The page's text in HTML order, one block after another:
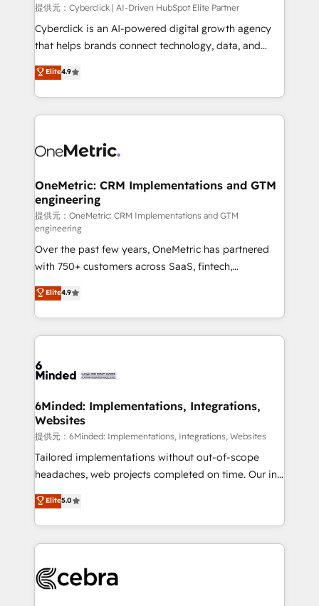
提供元：Cyberclick | AI-Driven HubSpot Elite Partner
Cyberclick is an AI-powered digital growth agency
that helps brands connect technology, data, and
creativity to achieve measurable results. Founded in
Barcelona and operating across Spain, LATAM, and
the UK, we support global companies in building
smarter marketing, sales, and customer success
Iberia (Spain & Portugal), we combine human insight
growth. Our multidisciplinary team designs solutions
that simplify complexity, boost performance, and
turn innovation into real impact. 🌍 Highlights •
HubSpot Partner since 2012 • 2022 EMEA Impact
Award: Best Integration • 150+ successful HubSpot
projects • Clients in 30+ industries • Proprietary
technology for integrations • Multilingual team:
English, Spanish, Portuguese & Italian 👉 Grow
smarter with AI and HubSpot.
Elite4.9
OneMetric: CRM Implementations and GTM
engineering
提供元：OneMetric: CRM Implementations and GTM
engineering
Over the past few years, OneMetric has partnered
with 750+ customers across SaaS, fintech,
healthcare, real estate, and other industries. With
150+ HubSpot-certified experts, we deliver scalable
solutions to complex GTM and RevOps challenges.
Our Expertise 🔹 Onboarding & Implementation:
tailored to your GTM motion. 🔹 Migrations:
from other CRMs to HubSpot without data loss or
downtime. 🔹 RevOps Strategy: Align teams,
processes, and data to drive revenue efficiency. 🔹
Integrations: Connect HubSpot with your tech stack
for better adoption. 🔹 Custom Solutions: Build
SOC 2 Type II and ISO 27001 certified, reinforcing
our commitment to data security and compliance. At
Elite4.9
6Minded: Implementations, Integrations,
Websites
提供元：6Minded: Implementations, Integrations, Websites
Tailored implementations without out-of-scope
headaches, web projects completed on time. Our in-
house team of certified CRM architects, experts,
developers, designers, and marketers handles all
aspects of your HubSpot. ✨ 400+ global clients ✨
100+ seamless migrations from 15+ different CRMs
implementations, and 5,000+ pages ✨ CS: Clients
Elite5.0